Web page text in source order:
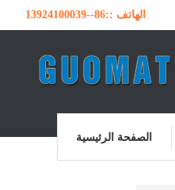
الهاتف ::86--13924100039
الصفحة الرئيسية